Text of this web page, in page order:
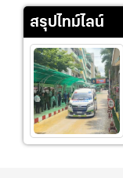
สรุปไทม์ไลน์